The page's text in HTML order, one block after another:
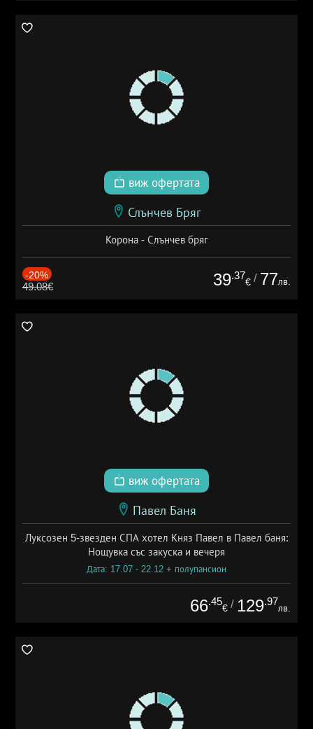
виж офертата
Слънчев Бряг
Корона - Слънчев бряг
-20%
49.08€ 39.37
€ / 77лв.
виж офертата
Павел Баня
Луксозен 5-звезден СПА хотел Княз Павел в Павел баня:
Нощувка със закуска и вечеря
Дата: 17.07 - 22.12 + полупансион
66.45
€ / 129.97
лв.